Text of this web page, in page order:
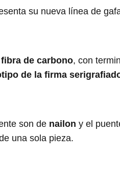
su nueva línea de
fibra de carbono, con
de la firma
son de nailon y el
una sola pieza.